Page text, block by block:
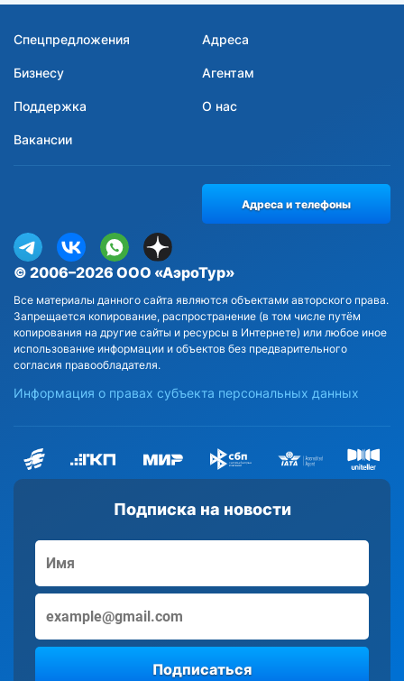
Спецпредложения Адреса
Бизнесу Агентам
Поддержка О нас
Вакансии
Подписка на новости
Подписаться
© 2006–2026 ООО «АэроТур»
Все материалы данного сайта являются объектами авторского права.
Запрещается копирование, распространение (в том числе путём
копирования на другие сайты и ресурсы в Интернете) или любое иное
использование информации и объектов без предварительного
согласия правообладателя.
Информация о правах субъекта персональных данных
Адреса и телефоны